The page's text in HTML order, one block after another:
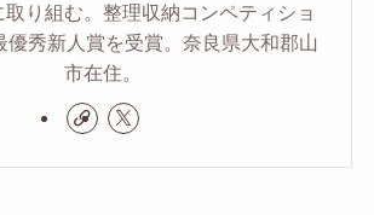
り組む。整理収納コンペティショ
優秀新人賞を受賞。奈良県大和郡山
市在住。